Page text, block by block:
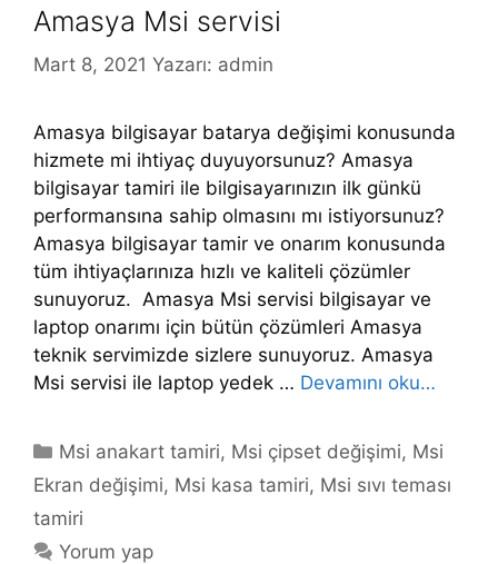
Amasya Msi servisi
Mart 8, 2021 Yazarı: admin
Amasya bilgisayar batarya değişimi konusunda
hizmete mi ihtiyaç duyuyorsunuz? Amasya
bilgisayar tamiri ile bilgisayarınızın ilk günkü
performansına sahip olmasını mı istiyorsunuz?
Amasya bilgisayar tamir ve onarım konusunda
tüm ihtiyaçlarınıza hızlı ve kaliteli çözümler
sunuyoruz. Amasya Msi servisi bilgisayar ve
laptop onarımı için bütün çözümleri Amasya
teknik servimizde sizlere sunuyoruz. Amasya
Msi servisi ile laptop yedek … Devamını oku…
Kategoriler
Msi anakart tamiri, Msi çipset değişimi, Msi
Ekran değişimi, Msi kasa tamiri, Msi sıvı teması
tamiri
Yorum yap